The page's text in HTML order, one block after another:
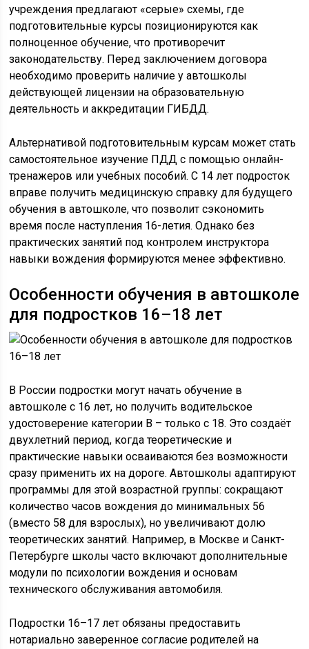
учреждения предлагают «серые» схемы, где
подготовительные курсы позиционируются как
полноценное обучение, что противоречит
законодательству. Перед заключением договора
необходимо проверить наличие у автошколы
действующей лицензии на образовательную
деятельность и аккредитации ГИБДД.
Альтернативой подготовительным курсам может стать
самостоятельное изучение ПДД с помощью онлайн-
тренажеров или учебных пособий. С 14 лет подросток
вправе получить медицинскую справку для будущего
обучения в автошколе, что позволит сэкономить
время после наступления 16-летия. Однако без
практических занятий под контролем инструктора
навыки вождения формируются менее эффективно.
Особенности обучения в автошколе
для подростков 16–18 лет
В России подростки могут начать обучение в
автошколе с 16 лет, но получить водительское
удостоверение категории B – только с 18. Это создаёт
двухлетний период, когда теоретические и
практические навыки осваиваются без возможности
сразу применить их на дороге. Автошколы адаптируют
программы для этой возрастной группы: сокращают
количество часов вождения до минимальных 56
(вместо 58 для взрослых), но увеличивают долю
теоретических занятий. Например, в Москве и Санкт-
Петербурге школы часто включают дополнительные
модули по психологии вождения и основам
технического обслуживания автомобиля.
Подростки 16–17 лет обязаны предоставить
нотариально заверенное согласие родителей на